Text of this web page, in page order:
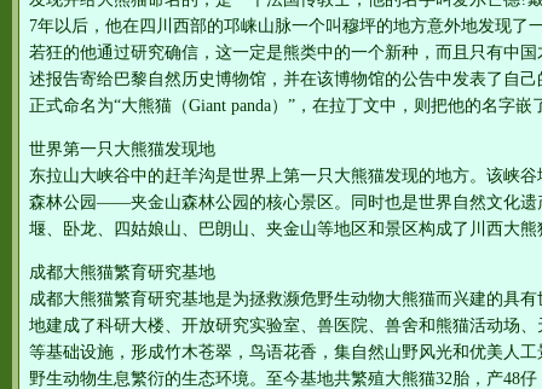
7年以后，他在四川西部的邛崃山脉一个叫穆坪的地方意外地发现了
若狂的他通过研究确信，这一定是熊类中的一个新种，而且只有中
述报告寄给巴黎自然历史博物馆，并在该博物馆的公告中发表了自
正式命名为“大熊猫（Giant panda）”，在拉丁文中，则把他的名字嵌
世界第一只大熊猫发现地
东拉山大峡谷中的赶羊沟是世界上第一只大熊猫发现的地方。该峡
森林公园——夹金山森林公园的核心景区。同时也是世界自然文化遗
堰、卧龙、四姑娘山、巴朗山、夹金山等地区和景区构成了川西大
成都大熊猫繁育研究基地
成都大熊猫繁育研究基地是为拯救濒危野生动物大熊猫而兴建的具
地建成了科研大楼、开放研究实验室、兽医院、兽舍和熊猫活动场
等基础设施，形成竹木苍翠，鸟语花香，集自然山野风光和优美人
野生动物生息繁衍的生态环境。至今基地共繁殖大熊猫32胎，产48仔